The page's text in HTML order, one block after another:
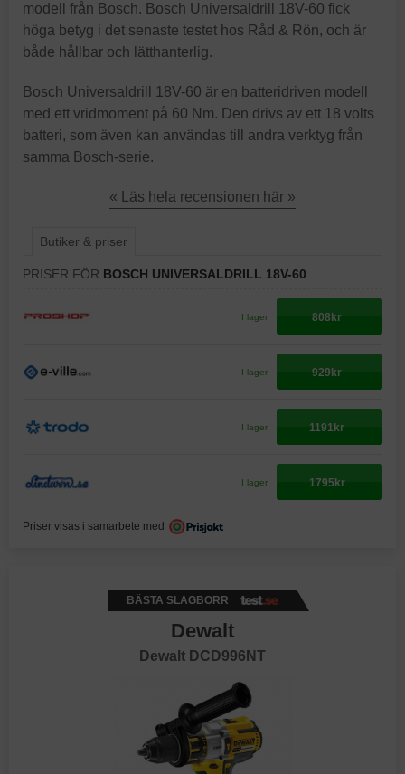
modell från Bosch. Bosch Universaldrill 18V-60 fick
höga betyg i det senaste testet hos Råd & Rön, och är
både hållbar och lätthanterlig.
Bosch Universaldrill 18V-60 är en batteridriven modell
med ett vridmoment på 60 Nm. Den drivs av ett 18 volts
batteri, som även kan användas till andra verktyg från
samma Bosch-serie.
« Läs hela recensionen här »
Butiker & priser
PRISER FÖR BOSCH UNIVERSALDRILL 18V-60
I lager 808kr
I lager 929kr
I lager 1191kr
I lager 1795kr
Priser visas i samarbete med
BÄSTA SLAGBORR
Dewalt
Dewalt DCD996NT